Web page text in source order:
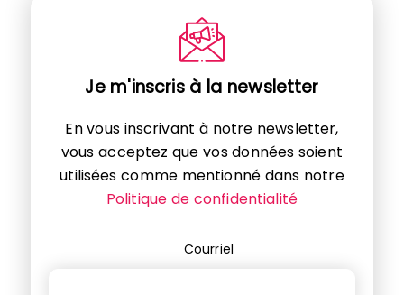
Je m'inscris à la newsletter
En vous inscrivant à notre newsletter,
vous acceptez que vos données soient
utilisées comme mentionné dans notre
Politique de confidentialité
Courriel